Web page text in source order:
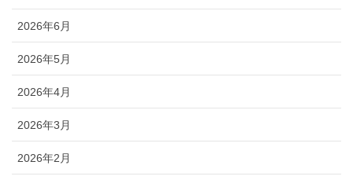
2026年6月
2026年5月
2026年4月
2026年3月
2026年2月